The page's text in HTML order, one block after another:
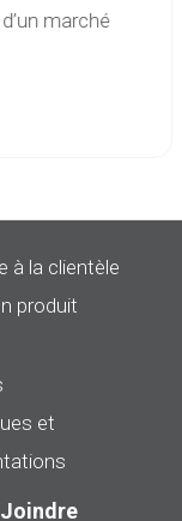
marché
à la clientèle
produit
et